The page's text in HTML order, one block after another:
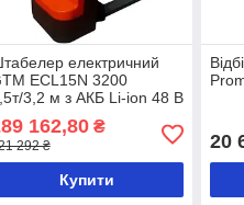
електричний
ECL15N 3200
3,2 м з АКБ Li-ion 48 В
А·год162,80₴
292 ₴
Купити
20